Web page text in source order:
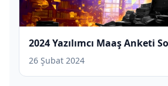
2024 Yazılımcı Maaş Anketi
26 Şubat 2024